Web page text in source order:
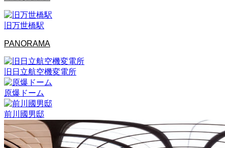
旧万世橋駅
PANORAMA
旧日立航空機変電所
原爆ドーム
前川國男邸